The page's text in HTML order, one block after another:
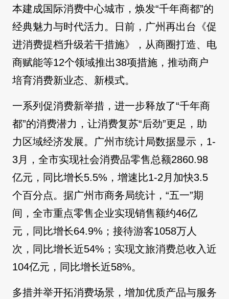
本建成国际消费中心城市，焕发“千年商都”的
经典魅力与时代活力。日前，广州再出台《促
进消费提档升级若干措施》，从商圈打造、电
商赋能等12个领域推出38项措施，推动商户
培育消费新业态、新模式。
一系列促消费新举措，进一步释放了“千年商
都”的消费潜力，让消费复苏“后劲”更足，助
力区域经济发展。广州市统计局数据显示，1-
3月，全市实现社会消费品零售总额2860.98
亿元，同比增长5.5%，增速比1-2月加快3.5
个百分点。据广州市商务局统计，“五一”期
间，全市重点零售企业实现销售额约46亿
元，同比增长64.9%；接待游客1058万人
次，同比增长近54%；实现文旅消费总收入近
104亿元，同比增长近58%。
多措并举开拓消费场景，增加优质产品与服务